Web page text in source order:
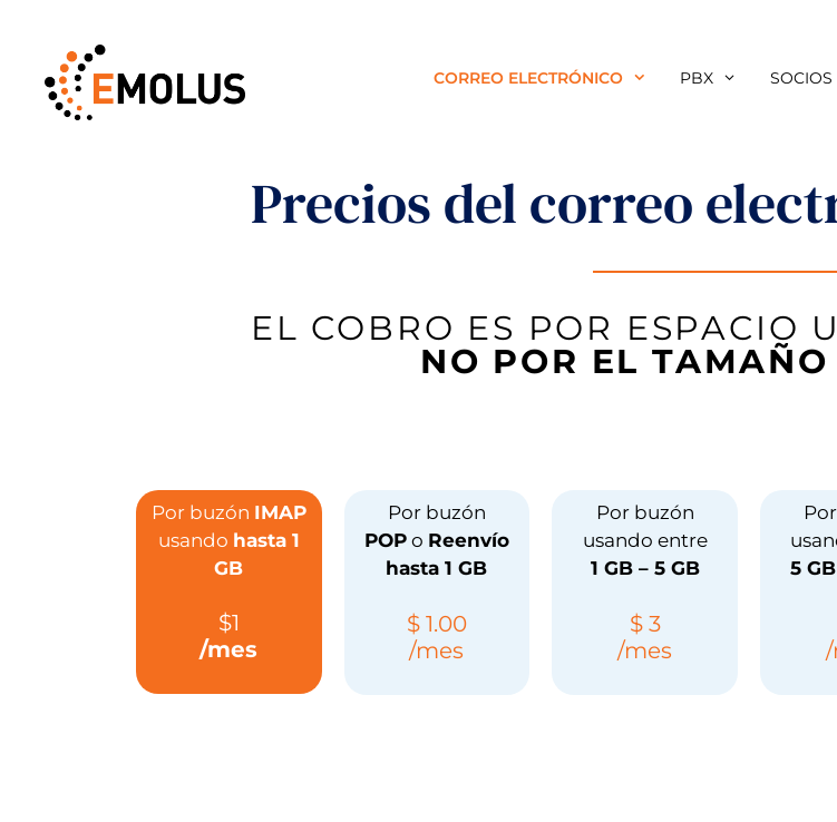
CORREO ELECTRÓNICO PBX SOCIOS
Precios del correo
EL COBRO ES POR ESPACIO
NO POR EL
Por buzón IMAP
usando hasta 1
GB
$1
/mes
Por buzón
POPo Reenvío
hasta 1 GB
$ 1.00
/mes
Por buzón
usando entre
1 GB – 5 GB
$ 3
/mes
5